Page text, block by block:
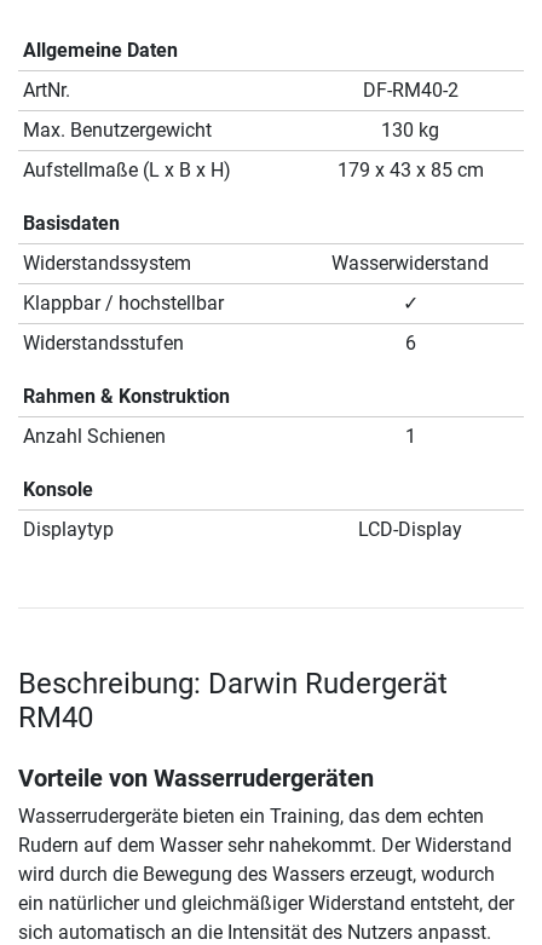
Allgemeine Daten
ArtNr.
DF-RM40-2
Max. Benutzergewicht
130 kg
Aufstellmaße (L x B x H)
179 x 43 x 85 cm
Basisdaten
Widerstandssystem
Wasserwiderstand
Klappbar / hochstellbar
✓
Widerstandsstufen
6
Rahmen & Konstruktion
Anzahl Schienen
1
Konsole
Displaytyp
LCD-Display
Beschreibung: Darwin Rudergerät
RM40
Vorteile von Wasserrudergeräten
Wasserrudergeräte bieten ein Training, das dem echten
Rudern auf dem Wasser sehr nahekommt. Der Widerstand
wird durch die Bewegung des Wassers erzeugt, wodurch
ein natürlicher und gleichmäßiger Widerstand entsteht, der
sich automatisch an die Intensität des Nutzers anpasst.